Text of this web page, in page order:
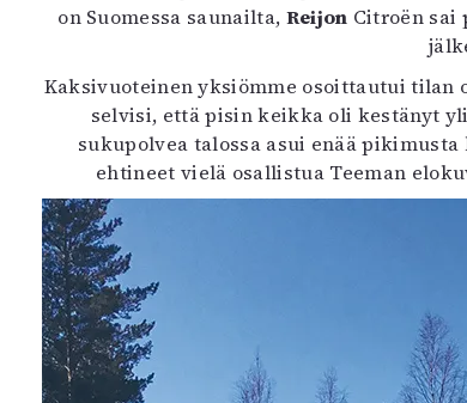
on Suomessa saunailta, Reijon Citroën sai
Kaksivuoteinen yksiömme osoittautui tilan
selvisi, että pisin keikka oli kestänyt
sukupolvea talossa asui enää pikimusta
ehtineet vielä osallistua Teeman